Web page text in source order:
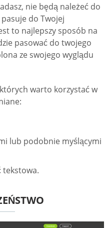
nie będą należeć do
do Twojej
to najlepszy sposób na
pasować do twojego
ze swojego wyglądu
warto korzystać w
lub podobnie myślącymi
tekstowa.